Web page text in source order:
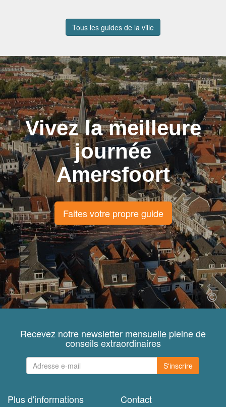
Tous les guides de la ville
Vivez la meilleure
journée
Amersfoort
Faites votre propre guide
Recevez notre newsletter mensuelle pleine de
conseils extraordinaires
S'inscrire
Plus d'informations Contact